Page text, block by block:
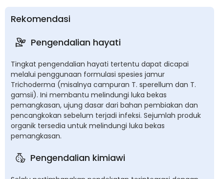
Rekomendasi
Pengendalian hayati
Tingkat pengendalian hayati tertentu dapat dicapai
melalui penggunaan formulasi spesies jamur
Trichoderma (misalnya campuran T. sperellum dan T.
gamsii). Ini membantu melindungi luka bekas
pemangkasan, ujung dasar dari bahan pembiakan dan
pencangkokan sebelum terjadi infeksi. Sejumlah produk
organik tersedia untuk melindungi luka bekas
pemangkasan.
Pengendalian kimiawi